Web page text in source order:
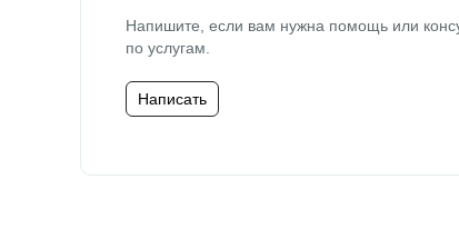
Напишите, если вам нужна помощь или
по услугам.
Написать